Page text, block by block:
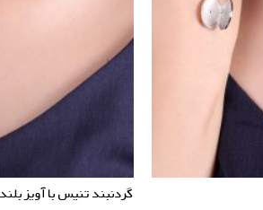
گردنبند تنیس با آویز